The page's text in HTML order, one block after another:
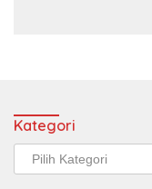
Kategori
Kategori